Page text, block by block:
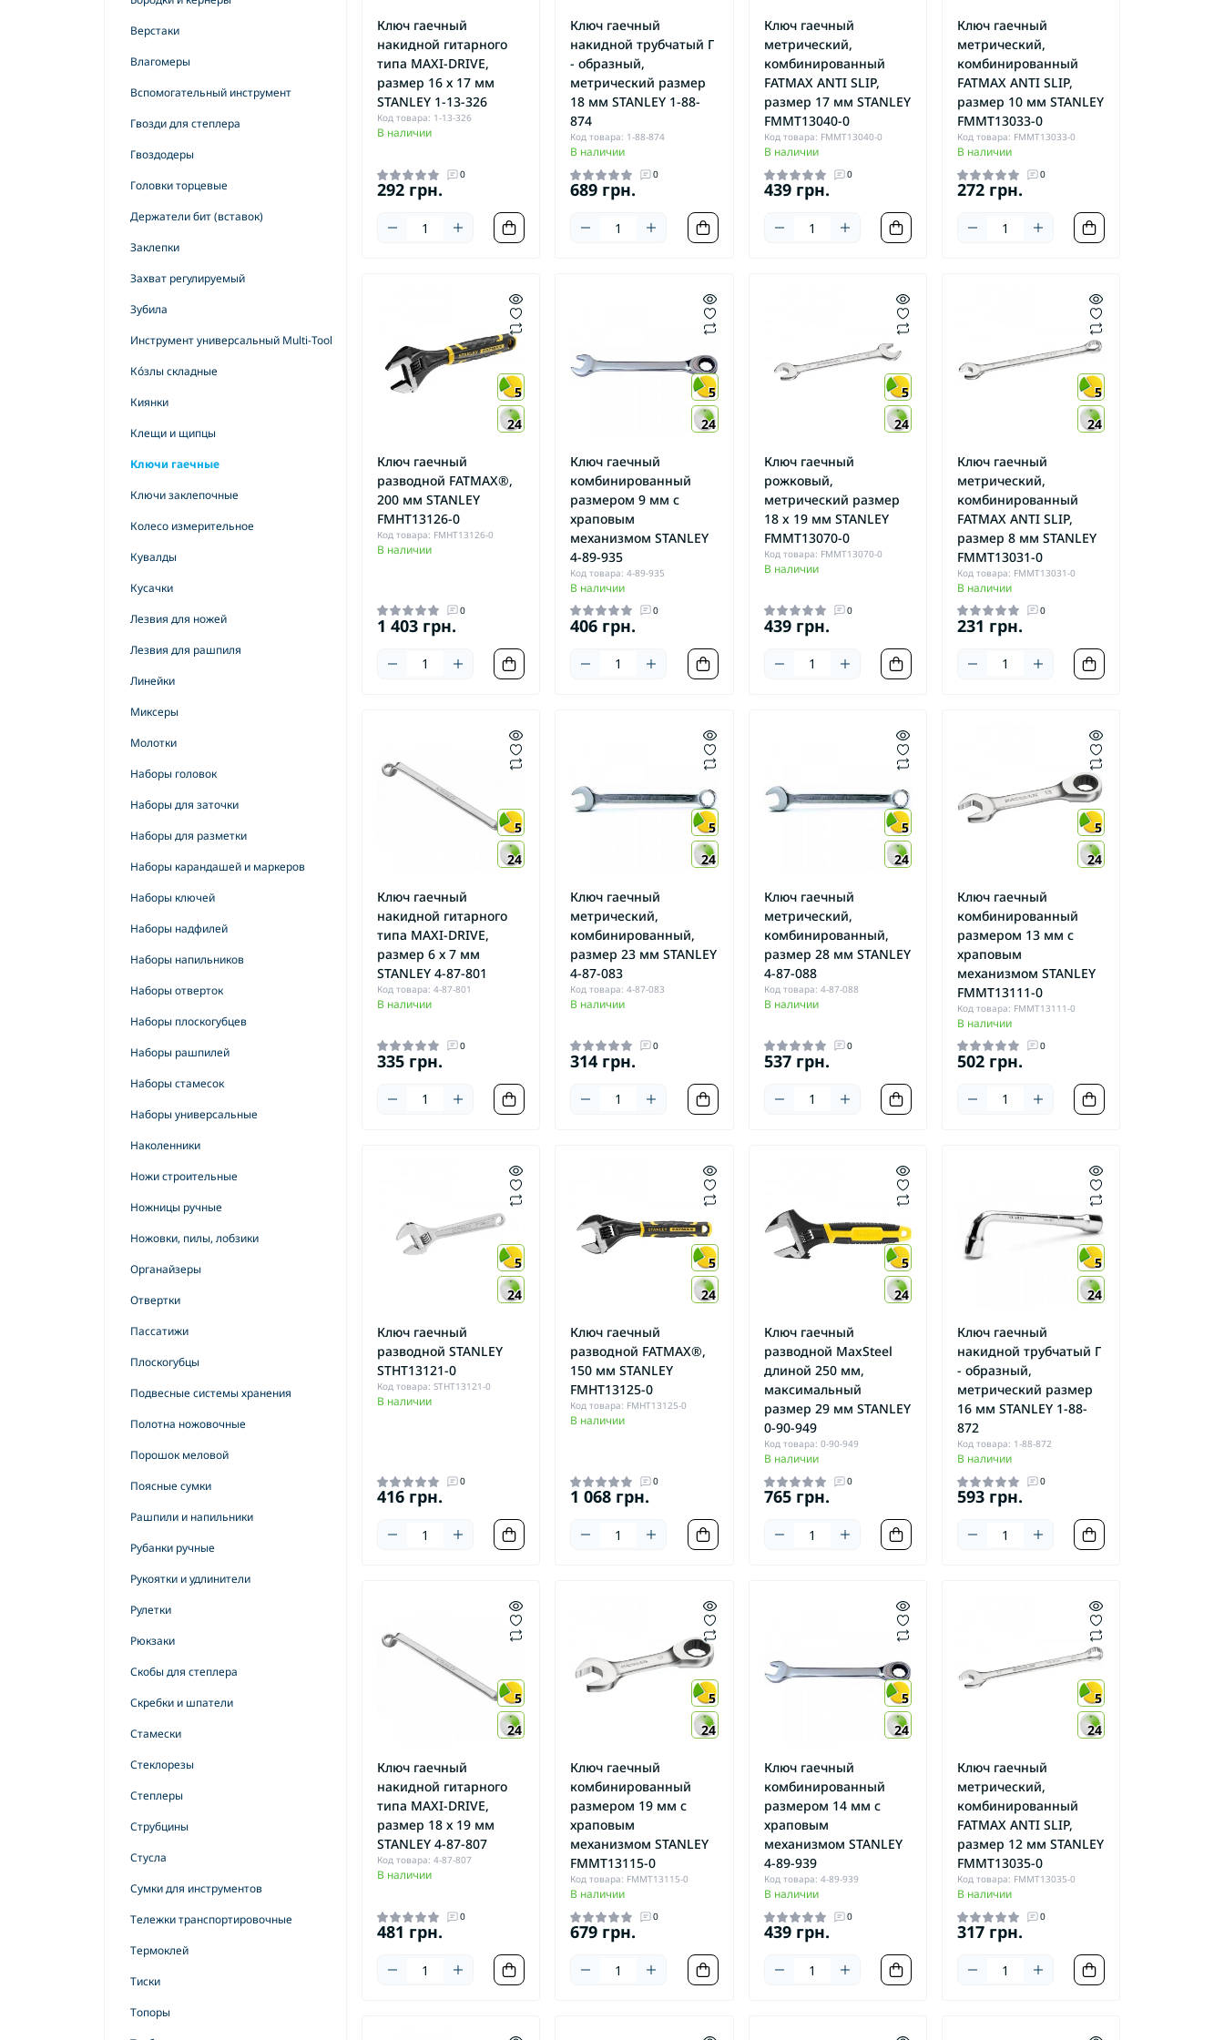
Перфораторы SDS-Plus
Перфораторы
аккумуляторные
Шлифмашины
вибрационные
Шлифмашины ленточные
Шлифмашины
полировальные
Шлифмашины
прямошлифовальные
Шлифмашины
Шуруповерты
аккумуляторные
Шуруповерты безударные
Шуруповерты сетевые
Шуруповерты ударные
Опрыскиватели бензиновые Электропилы
Заточной инструмент
Косильная головка
Райдеры
Тракторы
Буры по бетону SDS-MAX
Буры по бетону SDS-Plus
Гвозди BOSTITCH
Гвозди для пистолета
Держатели цифенборов
Диски алмазные
Диски пильные
Дюбели нейлоновые
Зубила и пики
Коронки
Круги абразивные отрезные
Круги абразивные шлифовальные
Круги абразивные шлифовальные
лепестковые
Масла и смазки
Наборы полотен для лобзиковых пил
Наборы сверл
Насадки полировальные
Наушники защитные и беруши
Ножи для рубанка и рейсмуса
Очки защитные
Патроны сверлильные
Перчатки защитные
Полотна для ленточных пил
Полотна для лобзиковых пил
Полотна для пил Аллигатор
Полотна для сабельных пил
Полотна для электроножовки
Принадлежности для Multi-Tool
DeWALT
Принадлежности для Multi-Tool
бытовой
Принадлежности для аккумуляторных
гвоздезабивателей
Принадлежности для дрелей и
пистолета
Принадлежности для перфораторов
Принадлежности для пистолетов для
лазеров
Принадлежности для угловых
анкеров
Принадлежности для фрезеров
Принадлежности для циркулярных
электрорубанков и лобзиков
Сверла по бетону
Сверла по дереву
Сверла по металлу
Сверла по стеклу и плитке
Сверла универсальные
Сверла центрирующие
Скобы BOSTITCH
Специальный крепеж BOSTITCH
Фрезы по дереву
Цифенборы
Шлифбумага для дельташлифмашин
Шлифбумага для ленточных
машин
Шлифбумага общего назначения
Шлифовально полировальные
тарелки
Шлифплатформы
Верстаки
Влагомеры
Вспомогательный инструмент
Гвозди для степлера
Гвоздодеры
Головки торцевые
Держатели бит (вставок)
Заклепки
Захват регулируемый
Зубила
Инструмент универсальный Multi-Tool
Кόзлы складные
Киянки
Клещи и щипцы
Ключи гаечные
Ключи заклепочные
Колесо измерительное
Кувалды
Кусачки
Лезвия для ножей
Лезвия для рашпиля
Линейки
Миксеры
Молотки
Наборы головок
Наборы для заточки
Наборы для разметки
Наборы карандашей и маркеров
Наборы ключей
Наборы надфилей
Наборы напильников
Наборы отверток
Наборы плоскогубцев
Наборы рашпилей
Наборы стамесок
Наборы универсальные
Наколенники
Ножи строительные
Ножницы ручные
Ножовки, пилы, лобзики
Органайзеры
Отвертки
Пассатижи
Плоскогубцы
Подвесные системы хранения
Полотна ножовочные
Порошок меловой
Поясные сумки
Рашпили и напильники
Рубанки ручные
Рукоятки и удлинители
Рулетки
Рюкзаки
Скобы для степлера
Скребки и шпатели
Стамески
Стеклорезы
Степлеры
Струбцины
Стусла
Сумки для инструментов
Тележки транспортировочные
Термоклей
Тиски
Топоры
Ключ гаечный
накидной гитарного
типа MAXI-DRIVE,
размер 16 х 17 мм
STANLEY 1-13-326
Код товара: 1-13-326
В наличии
0
292 грн.
Ключ гаечный
накидной трубчатый Г
- образный,
метрический размер
18 мм STANLEY 1-88-
874
Код товара: 1-88-874
В наличии
0
689 грн.
Ключ гаечный
метрический,
комбинированный
FATMAX ANTI SLIP,
размер 17 мм STANLEY
FMMT13040-0
Код товара: FMMT13040-0
В наличии
0
439 грн.
Ключ гаечный
метрический,
комбинированный
FATMAX ANTI SLIP,
размер 10 мм STANLEY
FMMT13033-0
Код товара: FMMT13033-0
В наличии
0
272 грн.
5
24
Ключ гаечный
разводной FATMAX®,
200 мм STANLEY
FMHT13126-0
Код товара: FMHT13126-0
В наличии
0
1 403 грн.
5
24
Ключ гаечный
комбинированный
размером 9 мм с
храповым
механизмом STANLEY
4-89-935
Код товара: 4-89-935
В наличии
0
406 грн.
5
24
Ключ гаечный
рожковый,
метрический размер
18 x 19 мм STANLEY
FMMT13070-0
Код товара: FMMT13070-0
В наличии
0
439 грн.
5
24
Ключ гаечный
метрический,
комбинированный
FATMAX ANTI SLIP,
размер 8 мм STANLEY
FMMT13031-0
Код товара: FMMT13031-0
В наличии
0
231 грн.
5
24
Ключ гаечный
накидной гитарного
типа MAXI-DRIVE,
размер 6 х 7 мм
STANLEY 4-87-801
Код товара: 4-87-801
В наличии
0
335 грн.
5
24
Ключ гаечный
метрический,
комбинированный,
размер 23 мм STANLEY
4-87-083
Код товара: 4-87-083
В наличии
0
314 грн.
5
24
Ключ гаечный
метрический,
комбинированный,
размер 28 мм STANLEY
4-87-088
Код товара: 4-87-088
В наличии
0
537 грн.
5
24
Ключ гаечный
комбинированный
размером 13 мм с
храповым
механизмом STANLEY
FMMT13111-0
Код товара: FMMT13111-0
В наличии
0
502 грн.
5
24
Ключ гаечный
разводной STANLEY
STHT13121-0
Код товара: STHT13121-0
В наличии
0
416 грн.
5
24
Ключ гаечный
разводной FATMAX®,
150 мм STANLEY
FMHT13125-0
Код товара: FMHT13125-0
В наличии
0
1 068 грн.
5
24
Ключ гаечный
разводной MaxSteel
длиной 250 мм,
максимальный
размер 29 мм STANLEY
0-90-949
Код товара: 0-90-949
В наличии
0
765 грн.
5
24
Ключ гаечный
накидной трубчатый Г
- образный,
метрический размер
16 мм STANLEY 1-88-
872
Код товара: 1-88-872
В наличии
0
593 грн.
5
24
Ключ гаечный
накидной гитарного
типа MAXI-DRIVE,
размер 18 х 19 мм
STANLEY 4-87-807
Код товара: 4-87-807
В наличии
0
481 грн.
5
24
Ключ гаечный
комбинированный
размером 19 мм с
храповым
механизмом STANLEY
FMMT13115-0
Код товара: FMMT13115-0
В наличии
0
679 грн.
5
24
Ключ гаечный
комбинированный
размером 14 мм с
храповым
механизмом STANLEY
4-89-939
Код товара: 4-89-939
В наличии
0
439 грн.
5
24
Ключ гаечный
метрический,
комбинированный
FATMAX ANTI SLIP,
размер 12 мм STANLEY
FMMT13035-0
Код товара: FMMT13035-0
В наличии
0
317 грн.